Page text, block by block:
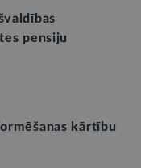
pensiju
kārtību